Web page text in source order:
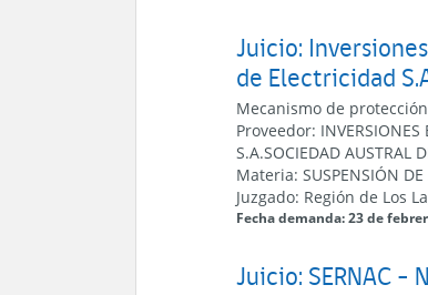
Juicio:
de Electricidad
Mecanismo de
Proveedor: INVERSIONES
S.A.SOCIEDAD AUSTRAL
Materia:SUSPENSIÓN
Juzgado: Región de Los
Fecha demanda: 23 de
Juicio: SERNAC -